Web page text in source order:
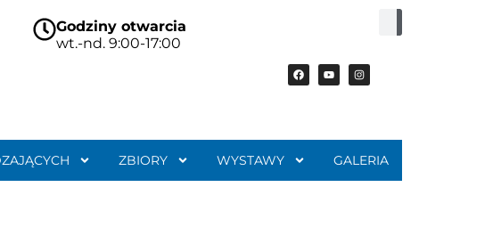
Godziny otwarcia
wt.-nd. 9:00-17:00
ZBIORY WYSTAWY GALERIA